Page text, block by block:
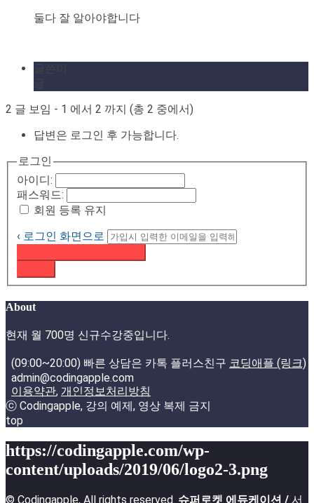
둘다 잘 알아야합니다
2 글 보임 - 1 에서 2 까지 (총 2 중에서)
답변은 로그인 후 가능합니다.
로그인
아이디:
패스워드:
회원 등록 유지
‹ 로그인 화면으로
About
현재 월 700명 신규수강중입니다.
(09:00~20:00) 빠른 상담은 카톡 플러스친구 코딩애플 (링크)
admin@codingapple.com
이용약관, 개인정보처리방침
ⓒ Codingapple, 강의 예제, 영상 복제 금지
top
https://codingapple.com/wp-
content/uploads/2019/06/logo2-3.png
© Codingapple, All rights reserved. 슈퍼로켓 에듀케이션 / 서